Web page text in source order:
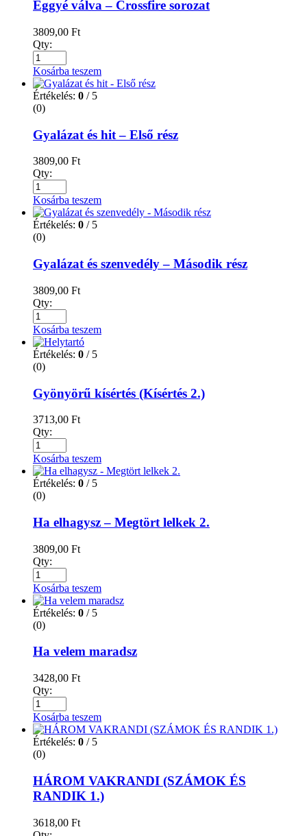
Eggyé válva – Crossfire sorozat
3809,00 Ft
Qty:
Kosárba teszem
Értékelés: 0 / 5
(0)
Gyalázat és hit – Első rész
3809,00 Ft
Qty:
Kosárba teszem
Értékelés: 0 / 5
(0)
Gyalázat és szenvedély – Második rész
3809,00 Ft
Qty:
Kosárba teszem
Értékelés: 0 / 5
(0)
Gyönyörű kísértés (Kísértés 2.)
3713,00 Ft
Qty:
Kosárba teszem
Értékelés: 0 / 5
(0)
Ha elhagysz – Megtört lelkek 2.
3809,00 Ft
Qty:
Kosárba teszem
Értékelés: 0 / 5
(0)
Ha velem maradsz
3428,00 Ft
Qty:
Kosárba teszem
Értékelés: 0 / 5
(0)
HÁROM VAKRANDI (SZÁMOK ÉS
RANDIK 1.)
3618,00 Ft